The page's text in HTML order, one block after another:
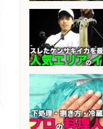
さらに求